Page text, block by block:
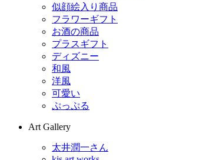
似顔絵入り商品
フラワーギフト
お酒の商品
プラスギフト
ディズニー
和風
洋風
可愛い
ぷっぷる
Art Gallery
太井潤一さん